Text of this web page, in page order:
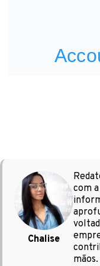
Chalise
com
mãos.